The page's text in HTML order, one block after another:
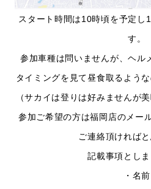
スタート時間は10時頃を予定し
す。
参加車種は問いませんが、ヘル
タイミングを見て昼食取るよう
（サカイは登りは好みませんが
参加ご希望の方は福岡店のメー
ご連絡頂ければと
記載事項としま
・名前